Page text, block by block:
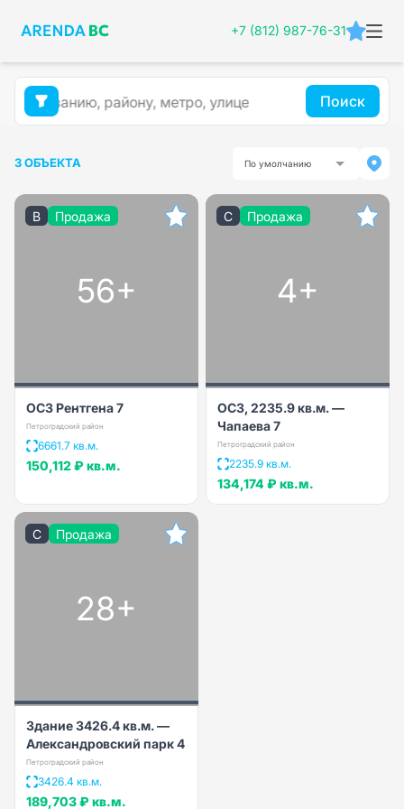
+7 (812) 987-76-31
Поиск
3 ОБЪЕКТА По умолчанию
B Продажа
56+
ОСЗ Рентгена 7
Петроградский район
6661.7 кв.м.
150,112 ₽ кв.м.
C Продажа
4+
ОСЗ, 2235.9 кв.м. —
Чапаева 7
Петроградский район
2235.9 кв.м.
134,174 ₽ кв.м.
C Продажа
28+
Здание 3426.4 кв.м. —
Александровский парк 4
Петроградский район
3426.4 кв.м.
189,703 ₽ кв.м.